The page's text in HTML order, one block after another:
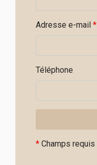
Adresse e-mail *
Téléphone
*Champs requis